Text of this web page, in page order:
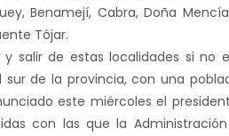
Benamejí, Cabra, Doña
Tójar.
salir de estas localidades si
de la provincia, con una
este miércoles el
con las que la